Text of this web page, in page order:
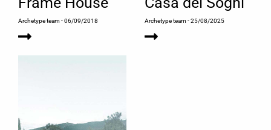
Archetype team- 06/09/2018 Archetype team- 25/08/2025